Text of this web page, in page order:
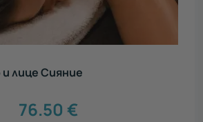
лице Сияние
76.50 €